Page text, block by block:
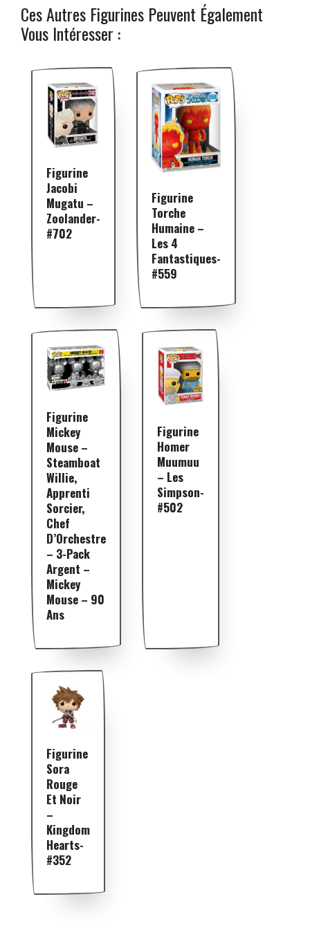
Ces Autres Figurines Peuvent Également
Vous Intéresser :
Figurine
Jacobi
Mugatu –
Zoolander-
#702
Figurine
Torche
Humaine –
Les 4
Fantastiques-
#559
Figurine
Mickey
Mouse –
Steamboat
Willie,
Apprenti
Sorcier,
Chef
D’Orchestre
– 3-Pack
Argent –
Mickey
Mouse – 90
Ans
Figurine
Homer
Muumuu
– Les
Simpson-
#502
Figurine
Sora
Rouge
Et Noir
–
Kingdom
Hearts-
#352